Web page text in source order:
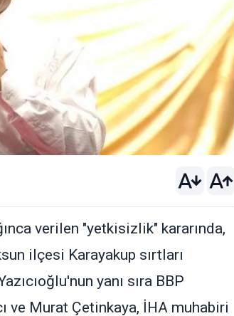
verilen "yetkisizlik" kararında,
ilçesi Karayakup sırtları
yanı sıra BBP
ve Murat Çetinkaya, İHA muhabiri